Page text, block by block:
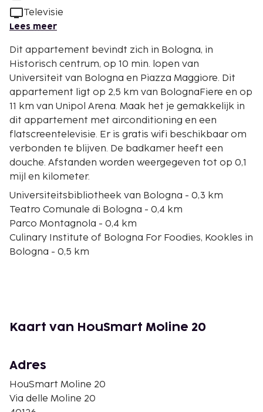
Televisie
Lees meer
Dit appartement bevindt zich in Bologna, in
Historisch centrum, op 10 min. lopen van
Universiteit van Bologna en Piazza Maggiore. Dit
appartement ligt op 2,5 km van BolognaFiere en op
11 km van Unipol Arena. Maak het je gemakkelijk in
dit appartement met airconditioning en een
flatscreentelevisie. Er is gratis wifi beschikbaar om
verbonden te blijven. De badkamer heeft een
douche. Afstanden worden weergegeven tot op 0,1
mijl en kilometer.
Universiteitsbibliotheek van Bologna - 0,3 km
Teatro Comunale di Bologna - 0,4 km
Parco Montagnola - 0,4 km
Culinary Institute of Bologna For Foodies, Kookles in
Bologna - 0,5 km
Piazza di Porta Ravegnana - 0,6 km
Via Indipendenza - 0,6 km
Palazzo Poggi Museum - 0,7 km
Botanische tuinen van Bologna - 0,7 km
Teatro Auditorium Manzoni - 0,7 km
Kaart van HouSmart Moline 20
Adres
HouSmart Moline 20
Via delle Moline 20